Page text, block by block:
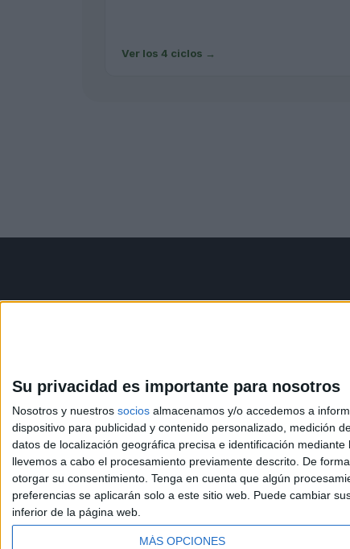
Su privacidad es importante para nosotros
Nosotros y nuestros socios almacenamos y/o accedemos a
dispositivo para publicidad y contenido personalizado, medición
datos de localización geográfica precisa e identificación
llevemos a cabo el procesamiento previamente descrito. De
otorgar su consentimiento. Tenga en cuenta que algún
preferencias se aplicarán solo a este sitio web. Puede cambiar
inferior de la página web.
MÁS OPCIONES
Ver los 4 ciclos →
Contáctanos
Phone:+34 91 593 2767
Email: info@forofp.es
© Compás Mediterráneo SL. Todos los derechos